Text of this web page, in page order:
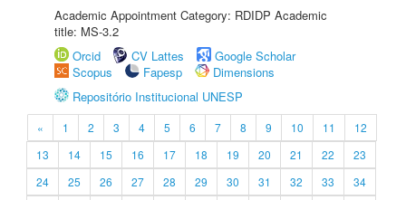
Academic Appointment Category: RDIDP Academic
title: MS-3.2
Orcid
CV Lattes
Google Scholar
Scopus
Fapesp
Dimensions
Repositório Institucional UNESP
« 1 2 3 4 5 6 7 8 9 10 11
12
13
14 15 16 17 18 19 20 21 22
23
24
25 26 27 28 29 30 31 32 33
34